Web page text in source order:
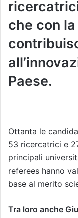
che con
Paese.
Ottanta le
53 ricercatrici e
principali
referees hanno
base al merito
Tra loro anche